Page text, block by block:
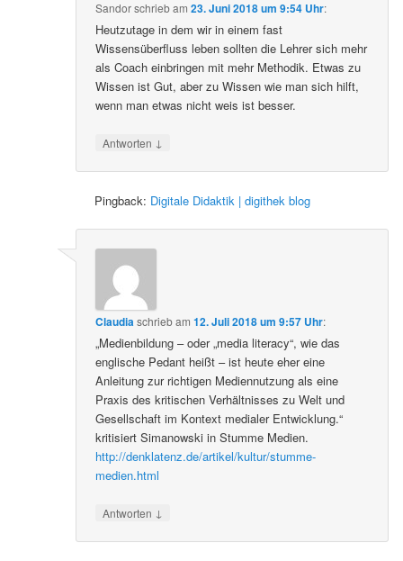
Sandorschriebam23. Juni 2018 um 9:54 Uhr:
Heutzutage in dem wir in einem fast
Wissensüberfluss leben sollten die Lehrer sich mehr
als Coach einbringen mit mehr Methodik. Etwas zu
Wissen ist Gut, aber zu Wissen wie man sich hilft,
wenn man etwas nicht weis ist besser.
Antworten ↓
Pingback: Digitale Didaktik | digithek blog
Claudiaschriebam12. Juli 2018 um 9:57 Uhr:
„Medienbildung – oder „media literacy“, wie das
englische Pedant heißt – ist heute eher eine
Anleitung zur richtigen Mediennutzung als eine
Praxis des kritischen Verhältnisses zu Welt und
Gesellschaft im Kontext medialer Entwicklung.“
kritisiert Simanowski in Stumme Medien.
http://denklatenz.de/artikel/kultur/stumme-
medien.html
Antworten ↓